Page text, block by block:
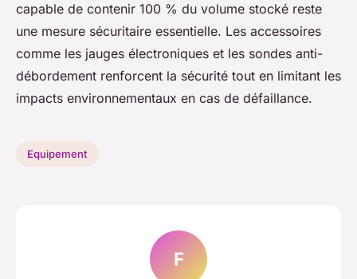
capable de contenir 100 % du volume stocké reste
une mesure sécuritaire essentielle. Les accessoires
comme les jauges électroniques et les sondes anti-
débordement renforcent la sécurité tout en limitant les
impacts environnementaux en cas de défaillance.
Equipement
F